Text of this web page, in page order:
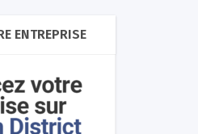
ENTREPRISE